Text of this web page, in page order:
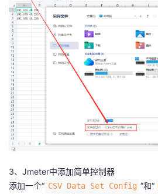
3、Jmeter中添加简单控制器
添加一个“ CSV Data Set Config ”和“